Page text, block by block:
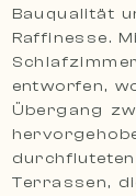
Bauqualität
Raffinesse.
entworfen,
Übergang
Terrassen,